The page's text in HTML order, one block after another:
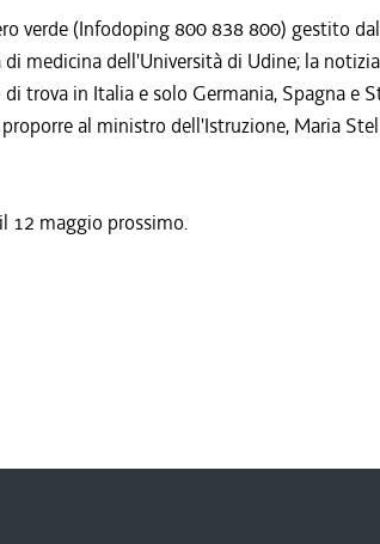
verde (Infodoping 800 838 800) gestito
medicina dell'Università di Udine; la
trova in Italia e solo Germania, Spagna e
al ministro dell'Istruzione, Maria
12 maggio prossimo.